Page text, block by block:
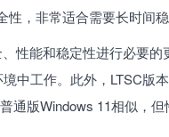
，非常适合需要长时间稳
性能和稳定性进行必要的
中工作。此外，LTSC版
版Windows 11相似，但